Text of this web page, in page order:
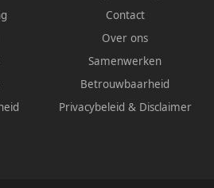
Contact
Over ons
Samenwerken
Betrouwbaarheid
Privacybeleid & Disclaimer